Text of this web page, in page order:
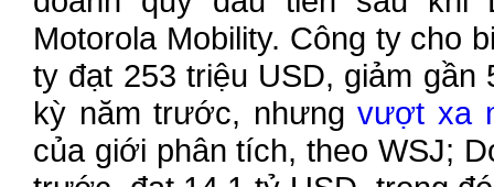
Motorola Mobility. Công ty cho
ty đạt 253 triệu USD, giảm
kỳ năm trước, nhưngvượt xa
của giới phân tích, theo WSJ;